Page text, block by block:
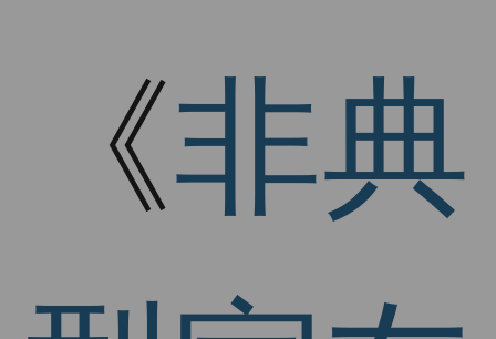
《非典